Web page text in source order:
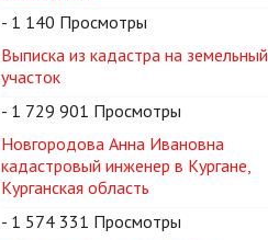
- 1 140 Просмотры
Выписка из кадастра на земельный
участок
- 1 729 901 Просмотры
Новгородова Анна Ивановна
кадастровый инженер в Кургане,
Курганская область
- 1 574 331 Просмотры